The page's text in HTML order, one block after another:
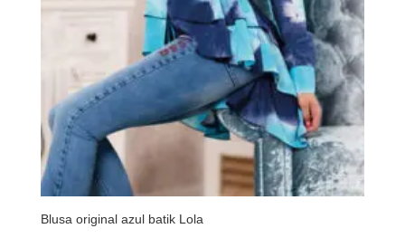
Blusa original azul batik Lola